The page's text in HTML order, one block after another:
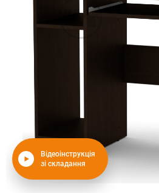
Відеоінструкція
зі складання